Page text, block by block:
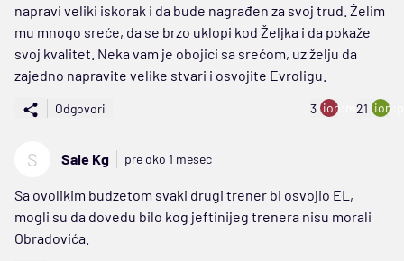
napravi veliki iskorak i da bude nagrađen za svoj trud. Želim
mu mnogo sreće, da se brzo uklopi kod Željka i da pokaže
svoj kvalitet. Neka vam je obojici sa srećom, uz želju da
zajedno napravite velike stvari i osvojite Evroligu.
Odgovori 3 ion:minus
21
S Sale Kg pre oko 1 mesec
Sa ovolikim budzetom svaki drugi trener bi osvojio EL,
mogli su da dovedu bilo kog jeftinijeg trenera nisu morali
Obradovića.